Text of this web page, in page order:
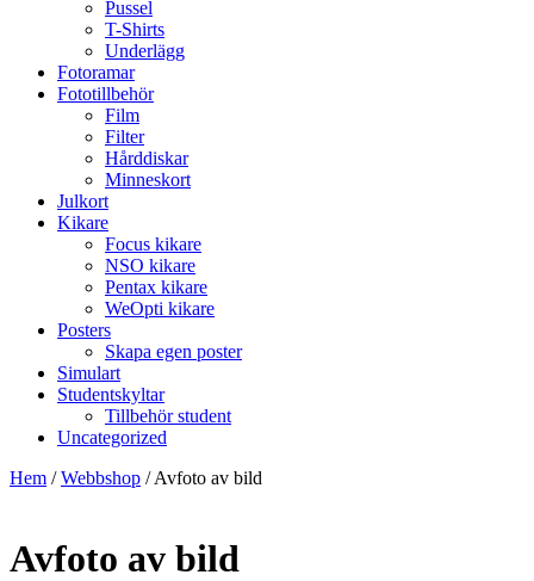
Pussel
T-Shirts
Underlägg
Fotoramar
Fototillbehör
Film
Filter
Hårddiskar
Minneskort
Julkort
Kikare
Focus kikare
NSO kikare
Pentax kikare
WeOpti kikare
Posters
Skapa egen poster
Simulart
Studentskyltar
Tillbehör student
Uncategorized
Hem /Webbshop /Avfoto av bild
Avfoto av bild